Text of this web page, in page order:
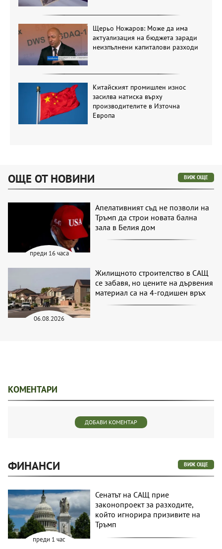
Щерьо Ножаров: Може да има
актуализация на бюджета заради
неизпълнени капиталови разходи
Китайският промишлен износ
засилва натиска върху
производителите в Източна
Европа
ОЩЕ ОТ НОВИНИ ВИЖ ОЩЕ
преди 16 часа
Апелативният съд не позволи на
Тръмп да строи новата бална
зала в Белия дом
06.08.2026
Жилищното строителство в САЩ
се забавя, но цените на дървения
материал са на 4-годишен връх
КОМЕНТАРИ
ДОБАВИ КОМЕНТАР
ФИНАНСИ ВИЖ ОЩЕ
преди 1 час
Сенатът на САЩ прие
законопроект за разходите,
който игнорира призивите на
Тръмп